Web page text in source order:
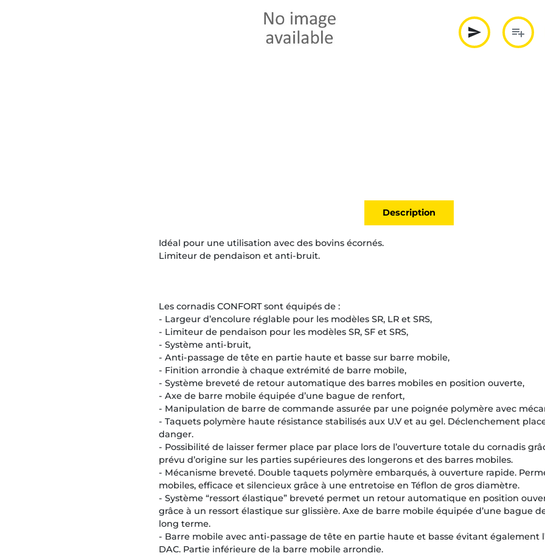
send
Partager
playlist_add
Description
Idéal pour une utilisation avec des bovins écornés.
Limiteur de pendaison et anti-bruit.
Les cornadis CONFORT sont équipés de :
- Largeur d’encolure réglable pour les modèles SR, LR et SRS,
- Limiteur de pendaison pour les modèles SR, SF et SRS,
- Système anti-bruit,
- Anti-passage de tête en partie haute et basse sur barre mobile,
- Finition arrondie à chaque extrémité de barre mobile,
- Système breveté de retour automatique des barres mobiles en position ouverte,
- Axe de barre mobile équipée d’une bague de renfort,
- Manipulation de barre de commande assurée par une poignée polymère avec
- Taquets polymère haute résistance stabilisés aux U.V et au gel. Déclenchement
danger.
- Possibilité de laisser fermer place par place lors de l’ouverture totale du cornadis
prévu d’origine sur les parties supérieures des longerons et des barres mobiles.
- Mécanisme breveté. Double taquets polymère embarqués, à ouverture rapide.
mobiles, efficace et silencieux grâce à une entretoise en Téflon de gros diamètre.
- Système “ressort élastique” breveté permet un retour automatique en position
grâce à un ressort élastique sur glissière. Axe de barre mobile équipée d’une bague
long terme.
- Barre mobile avec anti-passage de tête en partie haute et basse évitant également
DAC. Partie inférieure de la barre mobile arrondie.